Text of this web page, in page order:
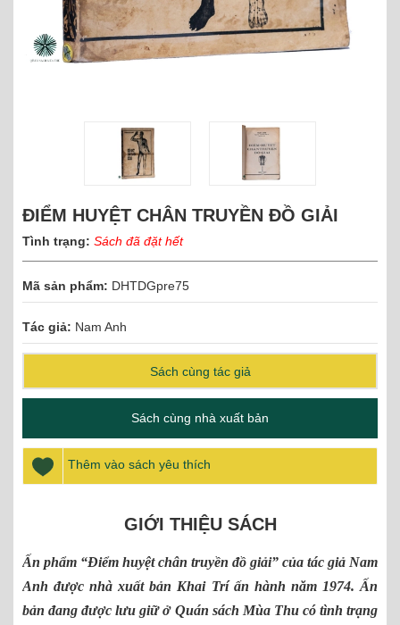
ĐIỂM HUYỆT CHÂN TRUYỀN ĐỒ GIẢI
Tình trạng: Sách đã đặt hết
Mã sản phẩm: DHTDGpre75
Tác giả: Nam Anh
Sách cùng tác giả
Sách cùng nhà xuất bản
Thêm vào sách yêu thích
GIỚI THIỆU SÁCH
Ấn phẩm “Điểm huyệt chân truyền đồ giải” của tác giả Nam
Anh được nhà xuất bản Khai Trí ấn hành năm 1974. Ấn
bản đang được lưu giữ ở Quán sách Mùa Thu có tình trạng